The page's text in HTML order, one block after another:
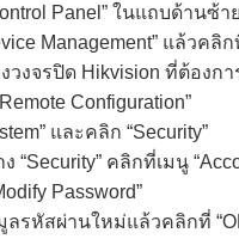
Panel” ในแถบด้านซ้
Management” แล้วคลิก
วงจรปิด Hikvision ที่ต้องก
Configuration”
และคลิก “Security”
“Security” คลิกที่เมนู
Password”
รหัสผ่านใหม่แล้วคลิกที่